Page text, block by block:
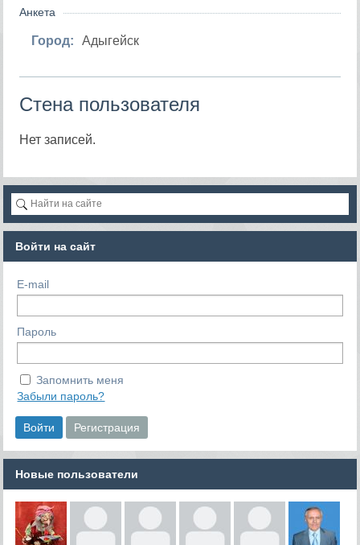
Анкета
Город: Адыгейск
Стена пользователя
Нет записей.
Войти на сайт
E-mail
Пароль
Запомнить меня
Забыли пароль?
Новые пользователи